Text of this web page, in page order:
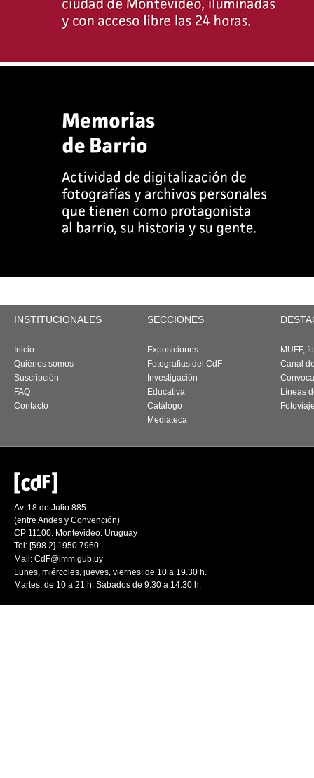
INSTITUCIONALES SECCIONES
Inicio
Quiénes somos
Suscripción
FAQ
Contacto
Exposiciones
Fotografías del CdF
Investigación
Educativa
Catálogo
Mediateca
MUFF,
Canal
Líneas
Av. 18 de Julio 885
(entre Andes y Convención)
CP 11100. Montevideo. Uruguay
Tel: [598 2] 1950 7960
Mail: CdF@imm.gub.uy
Lunes, miércoles, jueves, viernes: de 10 a 19.30 h.
Martes: de 10 a 21 h. Sábados de 9.30 a 14.30 h.